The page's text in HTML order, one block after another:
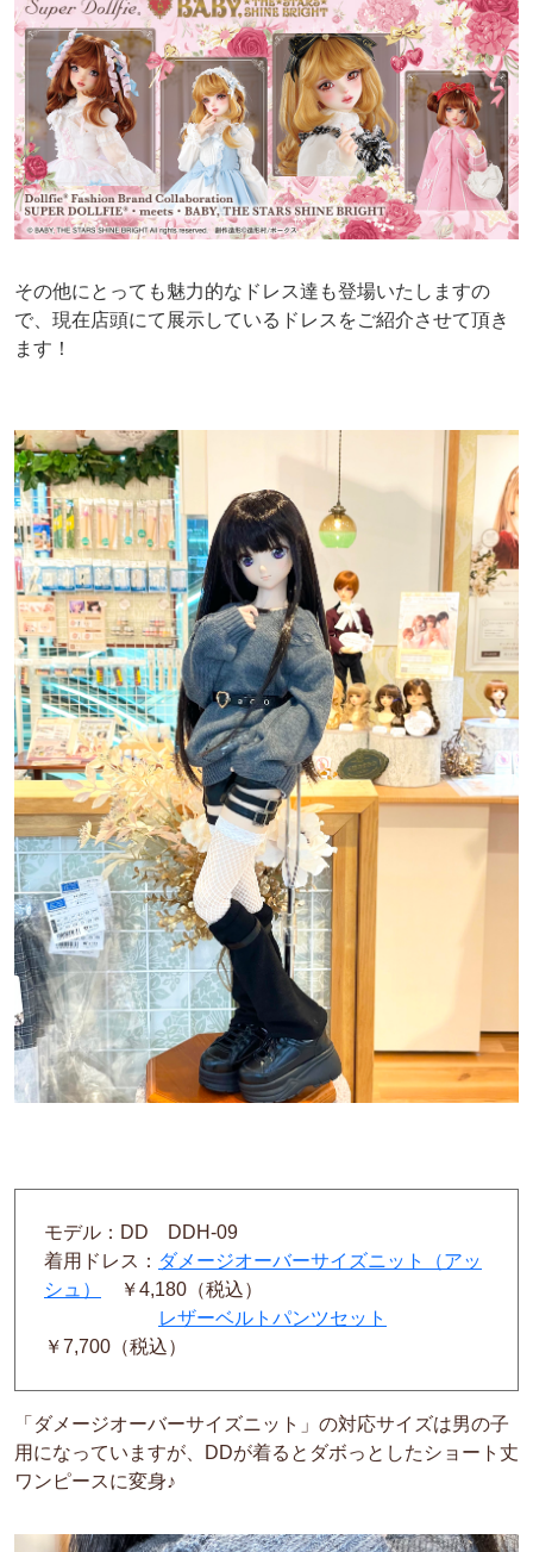
その他にとっても魅力的なドレス達も登場いたしますの
で、現在店頭にて展示しているドレスをご紹介させて頂き
ます！
モデル：DD DDH-09
着用ドレス： ダメージオーバーサイズニット（アッ
シュ）
￥4,180（税込）
レザーベルトパンツセット
￥7,700（税込）
「ダメージオーバーサイズニット」の対応サイズは男の子
用になっていますが、DDが着るとダボっとしたショート丈
ワンピースに変身♪